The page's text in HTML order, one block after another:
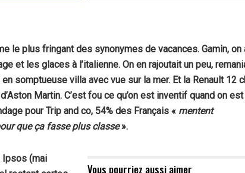
le plus fringant des synonymes de vacances. Gamin, on
et les glaces à l’italienne. On en rajoutait un peu,
somptueuse villa avec vue sur la mer. Et la Renault 12
Martin. C’est fou ce qu’on est inventif quand on
pour Trip and co, 54% des Français « mentent
que ça fasse plus classe».
Vous pourriez aussi aimer
Ipsos (mai